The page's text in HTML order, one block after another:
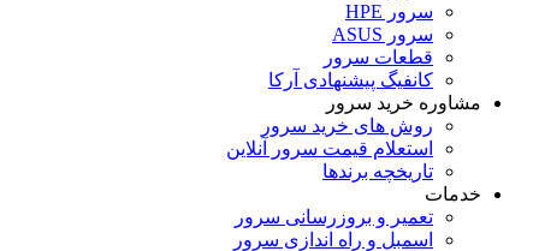
سرور HPE
سرور ASUS
قطعات سرور
کانفیگ پیشنهادی آرکا
مشاوره خرید سرور
روش های خرید سرور
استعلام قیمت سرور آنلاین
تاریخچه برندها
خدمات
تعمیر و بروزرسانی سرور
اسمبل و راه اندازی سرور